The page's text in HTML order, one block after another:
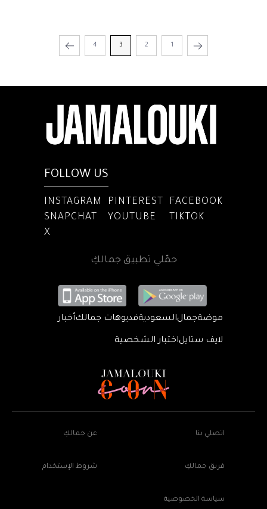
1
2
3
4
FOLLOW US
INSTAGRAM PINTEREST
FACEBOOK
SNAPCHAT
YOUTUBE
TIKTOK
X
حمّلي تطبيق جمالكِ
موضةجمالالسعوديةفديوهات جمالكأخبار
لايف ستايلاختبار الشخصية
اتصلي بنا عن جمالكِ
فريق جمالكِ شروط الإستخدام
سياسة الخصوصية